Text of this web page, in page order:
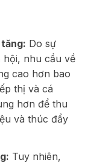
Do sự
hội, nhu cầu về
cao hơn bao
thị và cá
hơn để thu
và thúc đẩy
Tuy nhiên,